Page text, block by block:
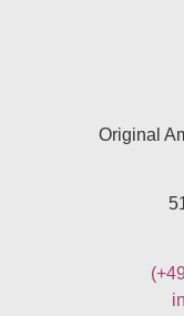
Original